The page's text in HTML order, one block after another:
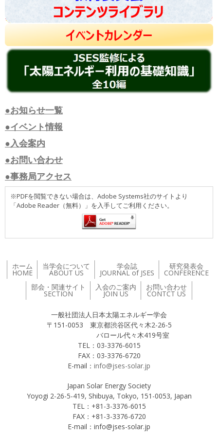
●お知らせ一覧
●イベント情報
●入会案内
●お問い合わせ
●事務局アクセス
※PDFを閲覧できない場合は、Adobe Systems社のサイトより
「Adobe Reader（無料）」を入手してご利用ください。
ホーム
HOME
当学会について
ABOUT US
学会誌
JOURNAL of JSES
研究発表会
CONFERENCE
部会・関連サイト
SECTION
入会のご案内
JOIN US
お問い合わせ
CONTCT US
一般社団法人日本太陽エネルギー学会
〒151-0053 東京都渋谷区代々木2-26-5
バロール代々木419号室
TEL：03-3376-6015
FAX：03-3376-6720
E-mail： info@jses-solar.jp
Japan Solar Energy Society
Yoyogi 2-26-5-419, Shibuya, Tokyo, 151-0053, Japan
TEL：+81-3-3376-6015
FAX：+81-3-3376-6720
E-mail：info@jses-solar.jp